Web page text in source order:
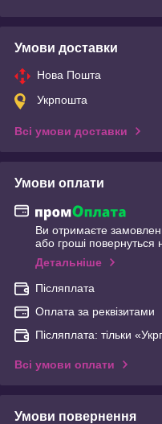
Умови доставки
Нова Пошта
Укрпошта
Всі умови доставки
Умови оплати
Ви отримаєте
або гроші повернуться
Детальніше
Післяплата
Оплата за реквізитами
Післяплата: тільки
Всі умови оплати
Умови повернення